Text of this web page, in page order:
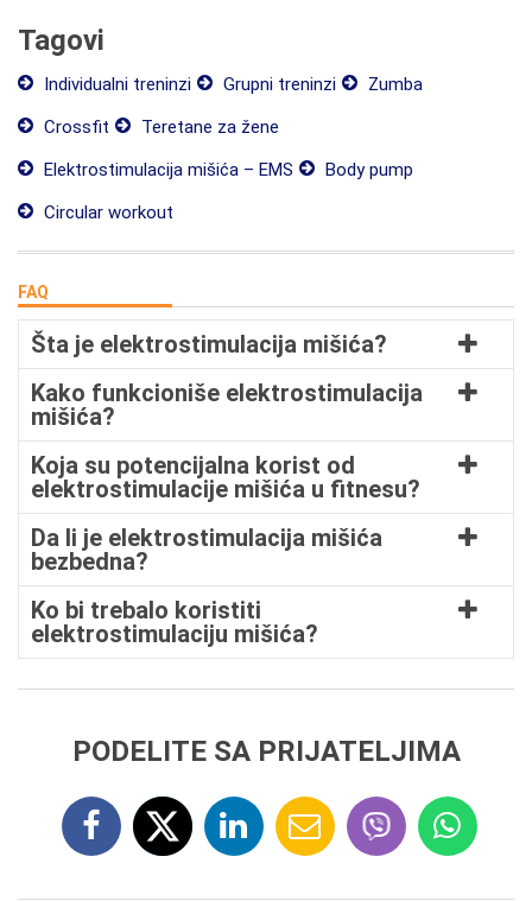
Tagovi
Individualni treninzi Grupni treninzi
Zumba
Crossfit
Teretane za žene
Elektrostimulacija mišića – EMS
Body pump
Circular workout
FAQ
Šta je elektrostimulacija mišića?
Kako funkcioniše elektrostimulacija
mišića?
Koja su potencijalna korist od
elektrostimulacije mišića u fitnesu?
Da li je elektrostimulacija mišića
bezbedna?
Ko bi trebalo koristiti
elektrostimulaciju mišića?
PODELITE SA PRIJATELJIMA